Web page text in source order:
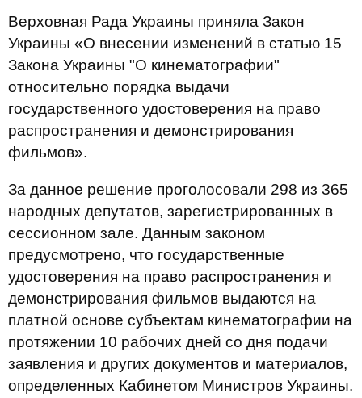
Верховная Рада Украины приняла Закон
Украины «О внесении изменений в статью 15
Закона Украины "О кинематографии"
относительно порядка выдачи
государственного удостоверения на право
распространения и демонстрирования
фильмов».
За данное решение проголосовали 298 из 365
народных депутатов, зарегистрированных в
сессионном зале. Данным законом
предусмотрено, что государственные
удостоверения на право распространения и
демонстрирования фильмов выдаются на
платной основе субъектам кинематографии на
протяжении 10 рабочих дней со дня подачи
заявления и других документов и материалов,
определенных Кабинетом Министров Украины.